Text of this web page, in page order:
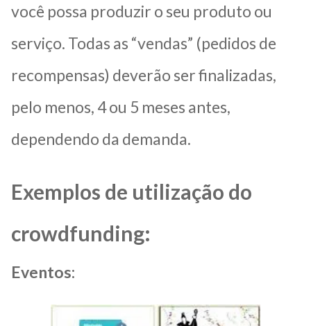
você possa produzir o seu produto ou
serviço. Todas as “vendas” (pedidos de
recompensas) deverão ser finalizadas,
pelo menos, 4 ou 5 meses antes,
dependendo da demanda.
Exemplos de utilização do
crowdfunding:
Eventos: